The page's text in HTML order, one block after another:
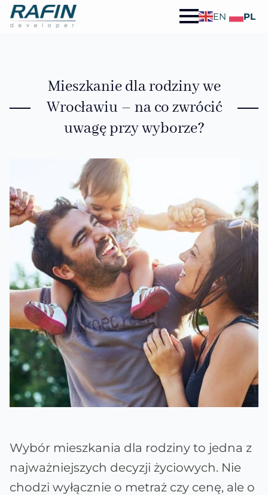
EN PL
Mieszkanie dla rodziny we
Wrocławiu – na co zwrócić
uwagę przy wyborze?
Wybór mieszkania dla rodziny to jedna z
najważniejszych decyzji życiowych. Nie
chodzi wyłącznie o metraż czy cenę, ale o